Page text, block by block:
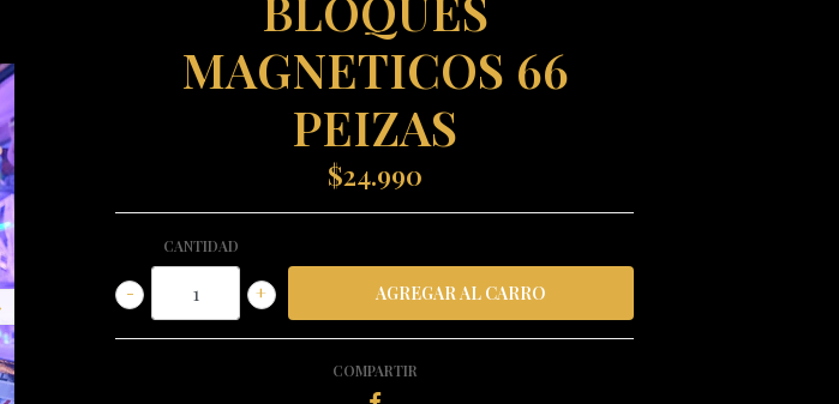
MAGNETICOS 66
PEIZAS
$24.990
CANTIDAD
+
-
COMPARTIR